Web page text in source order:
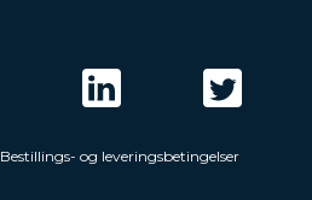
Bestillings- og leveringsbetingelser